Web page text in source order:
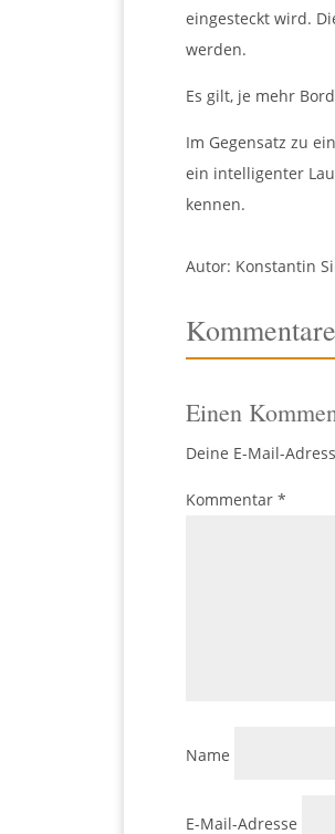
eingesteckt wird.
werden.
Es gilt, je mehr
Im Gegensatz zu
ein intelligenter
kennen.
Autor: Konstantin
Kommentare
Einen
Deine E-Mail-
Kommentar *
Name
E-Mail-Adresse